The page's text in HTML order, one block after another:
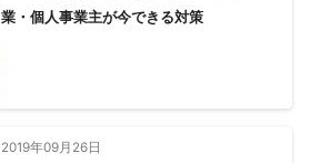
業・個人事業主が今できる対策
2019年09月26日